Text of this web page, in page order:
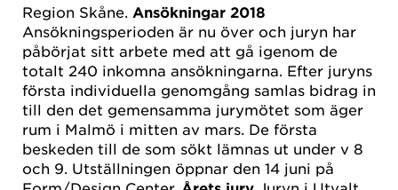
Region Skåne. Ansökningar 2018
Ansökningsperioden är nu över och juryn har
påbörjat sitt arbete med att gå igenom de
totalt 240 inkomna ansökningarna. Efter juryns
första individuella genomgång samlas bidrag in
till den det gemensamma jurymötet som äger
rum i Malmö i mitten av mars. De första
beskeden till de som sökt lämnas ut under v 8
och 9. Utställningen öppnar den 14 juni på